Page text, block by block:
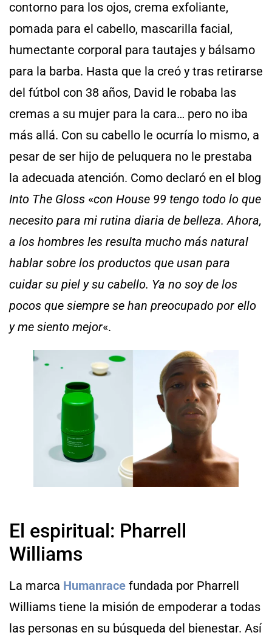
contorno para los ojos, crema exfoliante,
pomada para el cabello, mascarilla facial,
humectante corporal para tautajes y bálsamo
para la barba. Hasta que la creó y tras retirarse
del fútbol con 38 años, David le robaba las
cremas a su mujer para la cara… pero no iba
más allá. Con su cabello le ocurría lo mismo, a
pesar de ser hijo de peluquera no le prestaba
la adecuada atención. Como declaró en el blog
Into The Gloss «con House 99 tengo todo lo que
necesito para mi rutina diaria de belleza. Ahora,
a los hombres les resulta mucho más natural
hablar sobre los productos que usan para
cuidar su piel y su cabello. Ya no soy de los
pocos que siempre se han preocupado por ello
y me siento mejor«.
El espiritual: Pharrell
Williams
La marca Humanrace fundada por Pharrell
Williams tiene la misión de empoderar a todas
las personas en su búsqueda del bienestar. Así